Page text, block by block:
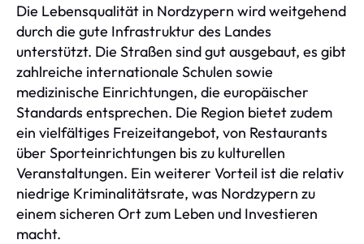
Die Lebensqualität in Nordzypern wird weitgehend
durch die gute Infrastruktur des Landes
unterstützt. Die Straßen sind gut ausgebaut, es gibt
zahlreiche internationale Schulen sowie
medizinische Einrichtungen, die europäischer
Standards entsprechen. Die Region bietet zudem
ein vielfältiges Freizeitangebot, von Restaurants
über Sporteinrichtungen bis zu kulturellen
Veranstaltungen. Ein weiterer Vorteil ist die relativ
niedrige Kriminalitätsrate, was Nordzypern zu
einem sicheren Ort zum Leben und Investieren
macht.